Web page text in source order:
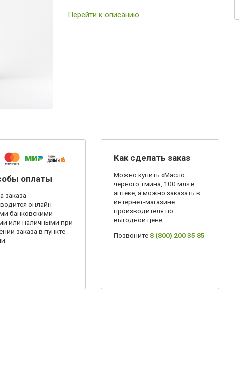
Перейти к описанию
оплаты
заказа
онлайн
банковскими
или наличными при
заказа в пункте
Как сделать заказ
Можно купить «Масло
черного тмина, 100 мл» в
аптеке, а можно заказать в
интернет-магазине
производителя по
выгодной цене.
Позвоните 8 (800) 200 35 85